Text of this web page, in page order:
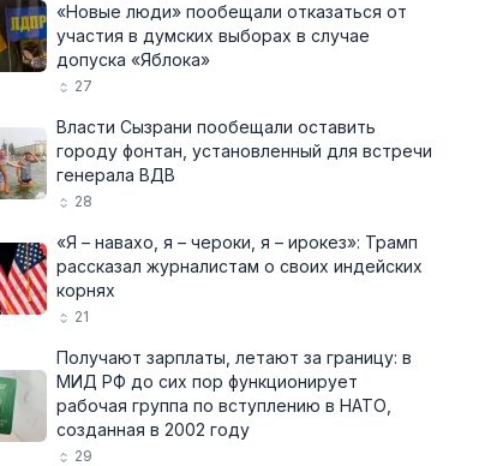
«Новые люди» пообещали отказаться от
участия в думских выборах в случае
допуска «Яблока»
27
Власти Сызрани пообещали оставить
городу фонтан, установленный для встречи
генерала ВДВ
28
«Я – навахо, я – чероки, я – ирокез»: Трамп
рассказал журналистам о своих индейских
корнях
21
Получают зарплаты, летают за границу: в
МИД РФ до сих пор функционирует
рабочая группа по вступлению в НАТО,
созданная в 2002 году
29